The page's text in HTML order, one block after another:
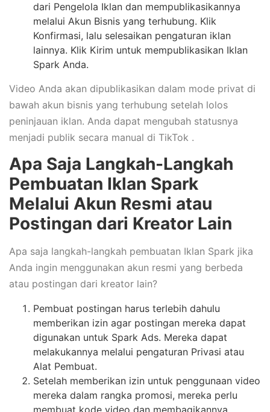
dari Pengelola Iklan dan mempublikasikannya
melalui Akun Bisnis yang terhubung. Klik
Konfirmasi, lalu selesaikan pengaturan iklan
lainnya. Klik Kirim untuk mempublikasikan Iklan
Spark Anda.
Video Anda akan dipublikasikan dalam mode privat di
bawah akun bisnis yang terhubung setelah lolos
peninjauan iklan. Anda dapat mengubah statusnya
menjadi publik secara manual di TikTok .
Apa Saja Langkah-Langkah
Pembuatan Iklan Spark
Melalui Akun Resmi atau
Postingan dari Kreator Lain
Apa saja langkah-langkah pembuatan Iklan Spark jika
Anda ingin menggunakan akun resmi yang berbeda
atau postingan dari kreator lain?
Pembuat postingan harus terlebih dahulu
memberikan izin agar postingan mereka dapat
digunakan untuk Spark Ads. Mereka dapat
melakukannya melalui pengaturan Privasi atau
Alat Pembuat.
Setelah memberikan izin untuk penggunaan video
mereka dalam rangka promosi, mereka perlu
membuat kode video dan membagikannya